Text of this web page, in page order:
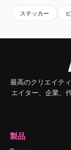
ステッカー
最高のクリエイテ
エイター、企業、
製品